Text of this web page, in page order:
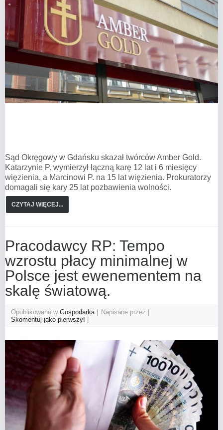
Sąd Okręgowy w Gdańsku skazał twórców Amber Gold.
Katarzynie P. wymierzył łączną karę 12 lat i 6 miesięcy
więzienia, a Marcinowi P. na 15 lat więzienia. Prokuratorzy
domagali się kary 25 lat pozbawienia wolności.
CZYTAJ WIĘCEJ...
Pracodawcy RP: Tempo
wzrostu płacy minimalnej w
Polsce jest ewenementem na
skalę światową.
Opublikowano w Gospodarka
Napisane przez
Skomentuj jako pierwszy!